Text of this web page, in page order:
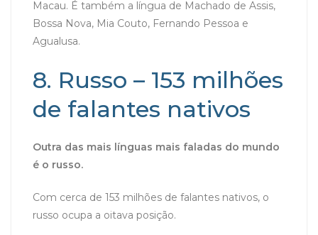
Macau. É também a língua de Machado de Assis,
Bossa Nova, Mia Couto, Fernando Pessoa e
Agualusa.
8. Russo – 153 milhões
de falantes nativos
Outra das mais línguas mais faladas do mundo
é o russo.
Com cerca de 153 milhões de falantes nativos, o
russo ocupa a oitava posição.